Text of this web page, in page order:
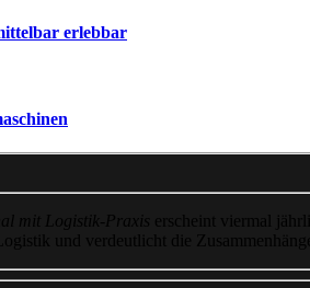
erlebbar
mit Logistik-Praxis erscheint viermal
und verdeutlicht die